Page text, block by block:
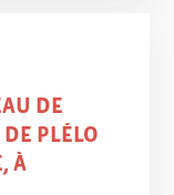
DE
PLÉLO
À